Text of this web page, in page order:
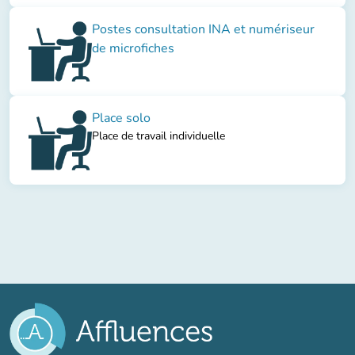
Postes consultation INA et numériseur
de microfiches
Place solo
Place de travail individuelle